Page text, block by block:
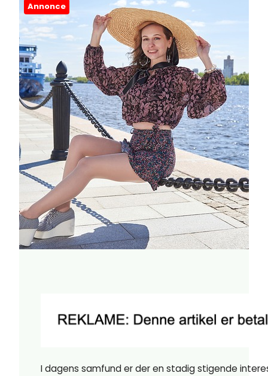
Annonce
I dagens samfund er der en stadig stigende